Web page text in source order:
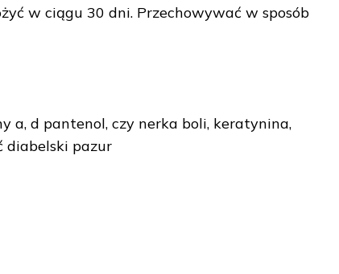
w ciągu 30 dni. Przechowywać w sposób
a, d pantenol, czy nerka boli, keratynina,
diabelski pazur